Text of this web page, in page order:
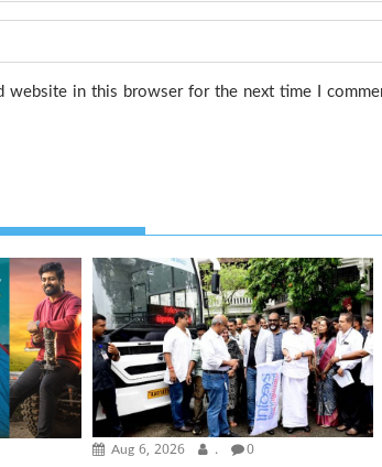
website in this browser for the next time I
Aug 6, 2026 . 0